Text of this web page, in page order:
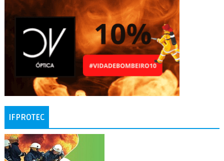
IFPROTEC